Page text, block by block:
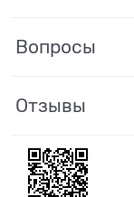
Вопросы
Отзывы